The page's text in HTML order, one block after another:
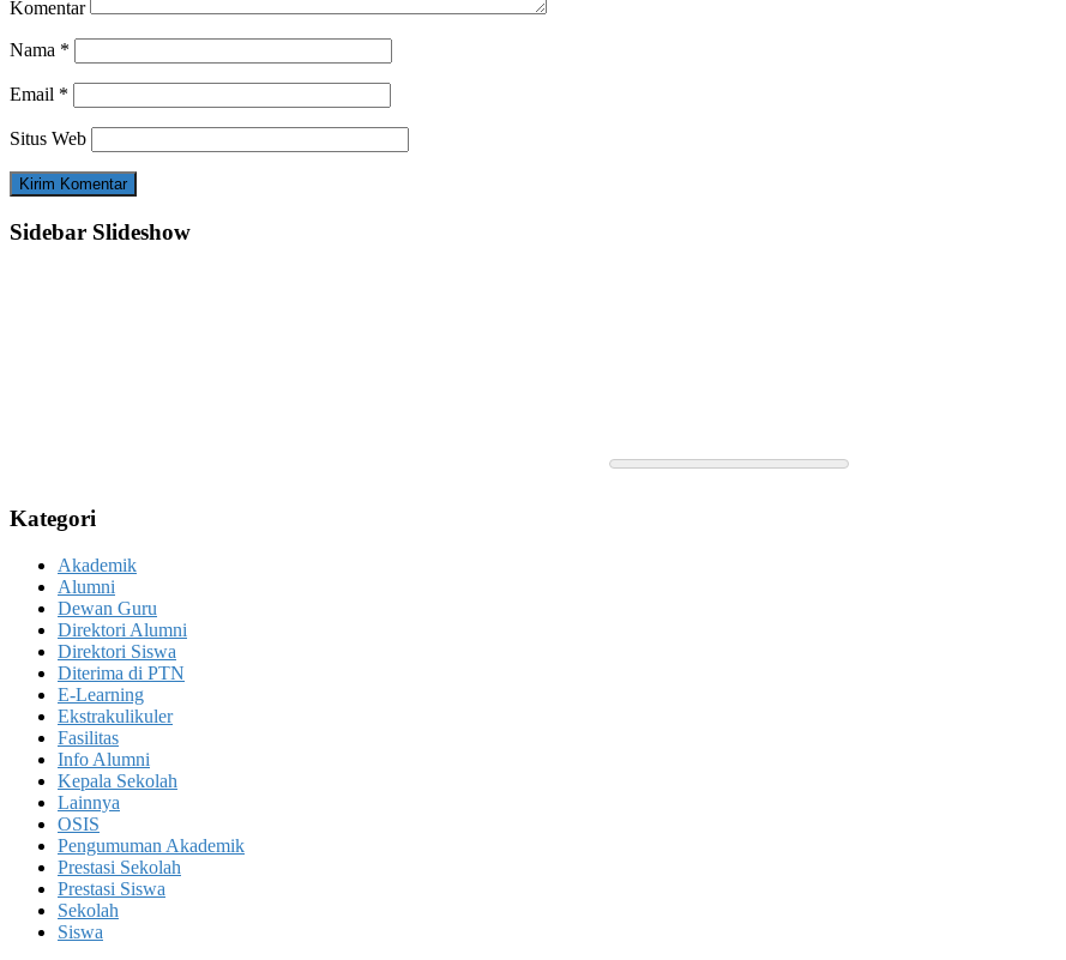
Komentar
Nama *
Email *
Situs Web
Sidebar Slideshow
Kategori
Akademik
Alumni
Dewan Guru
Direktori Alumni
Direktori Siswa
Diterima di PTN
E-Learning
Ekstrakulikuler
Fasilitas
Info Alumni
Kepala Sekolah
Lainnya
OSIS
Pengumuman Akademik
Prestasi Sekolah
Prestasi Siswa
Sekolah
Siswa